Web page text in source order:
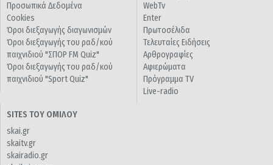
Προσωπικά Δεδομένα
Cookies
Όροι διεξαγωγής διαγωνισμών
Όροι διεξαγωγής του ραδ/κού
παιχνιδιού "ΣΠΟΡ FM Quiz"
Όροι διεξαγωγής του ραδ/κού
παιχνιδιού "Sport Quiz"
WebTv
Enter
Πρωτοσέλιδα
Τελευταίες Ειδήσεις
Αρθρογραφίες
Αφιερώματα
Πρόγραμμα TV
Live-radio
SITES ΤΟΥ ΟΜΙΛΟΥ
skai.gr
skaitv.gr
skairadio.gr